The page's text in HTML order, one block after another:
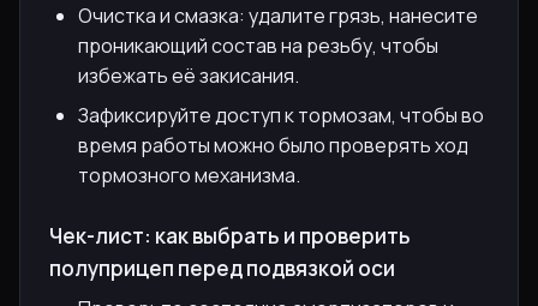
Очистка и смазка: удалите грязь, нанесите
проникающий состав на резьбу, чтобы
избежать её закисания.
Зафиксируйте доступ к тормозам, чтобы во
время работы можно было проверять ход
тормозного механизма.
Чек-лист: как выбрать и проверить
полуприцеп перед подвязкой оси